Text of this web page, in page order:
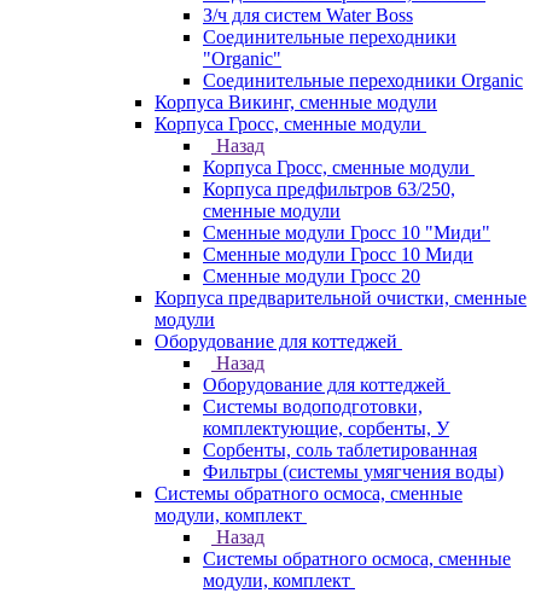
З/ч для систем Water Boss
Соединительные переходники
"Organic"
Соединительные переходники Organic
Корпуса Викинг, сменные модули
Корпуса Гросс, сменные модули
Назад
Корпуса Гросс, сменные модули
Корпуса предфильтров 63/250,
сменные модули
Сменные модули Гросс 10 "Миди"
Сменные модули Гросс 10 Миди
Сменные модули Гросс 20
Корпуса предварительной очистки, сменные
модули
Оборудование для коттеджей
Назад
Оборудование для коттеджей
Системы водоподготовки,
комплектующие, сорбенты, У
Сорбенты, соль таблетированная
Фильтры (системы умягчения воды)
Системы обратного осмоса, сменные
модули, комплект
Назад
Системы обратного осмоса, сменные
модули, комплект